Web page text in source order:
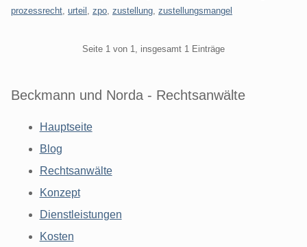
prozessrecht urteil zpo zustellung zustellungsmangel
Seite 1 von 1, insgesamt 1 Einträge
Beckmann und Norda - Rechtsanwälte
Hauptseite
Blog
Rechtsanwälte
Konzept
Dienstleistungen
Kosten